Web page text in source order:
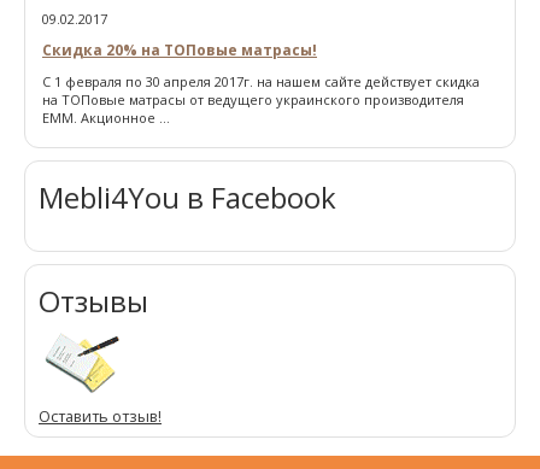
09.02.2017
Скидка 20% на ТОПовые матрасы!
С 1 февраля по 30 апреля 2017г. на нашем сайте действует скидка
на ТОПовые матрасы от ведущего украинского производителя
ЕММ. Акционное ...
Mebli4You в Facebook
Отзывы
Оставить отзыв!